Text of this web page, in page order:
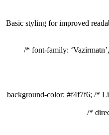
/* Basic styling for improved
font-family:
background-color: #f4f7f6; /*